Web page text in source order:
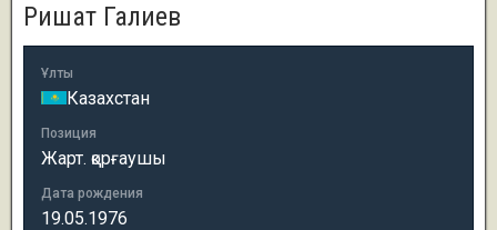
Ришат Галиев
Ұлты
Казахстан
Позиция
Жарт. қорғаушы
Дата рождения
19.05.1976